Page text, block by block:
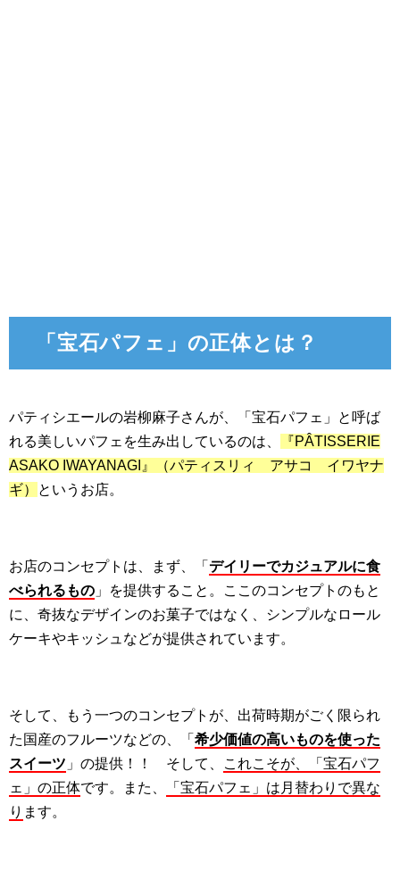
「宝石パフェ」の正体とは？
パティシエールの岩柳麻子さんが、「宝石パフェ」と呼ば
れる美しいパフェを生み出しているのは、
『PÂTISSERIE
ASAKO IWAYANAGI』（パティスリィ アサコ イワヤナ
ギ）
というお店。
お店のコンセプトは、まず、「 デイリーでカジュアルに食
べられるもの 」を提供すること。ここのコンセプトのもと
に、奇抜なデザインのお菓子ではなく、シンプルなロール
ケーキやキッシュなどが提供されています。
そして、もう一つのコンセプトが、出荷時期がごく限られ
た国産のフルーツなどの、「 希少価値の高いものを使った
スイーツ 」の提供！！ そして、
これこそが、「宝石パフ
ェ」の正体です。また、
「宝石パフェ」は月替わりで異な
り ます。